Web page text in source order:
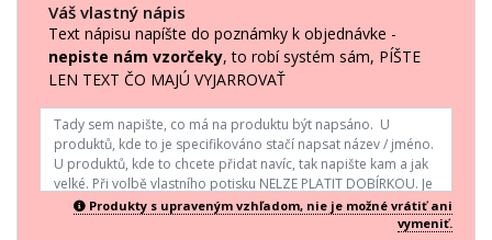
Váš vlastný nápis
Text nápisu napíšte do poznámky k objednávke -
nepiste nám vzorčeky, to robí systém sám, PÍŠTE
LEN TEXT ČO MAJÚ VYJARROVAŤ
Produkty s upraveným vzhľadom, nie je možné vrátiť ani
vymeniť.